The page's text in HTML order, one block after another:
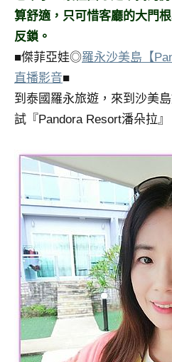
座、
部
落
客
及
旅
遊
觀
光
合
作
達
人
對
象。
★
算舒適，只可惜客廳的大門
反鎖。
■傑菲亞娃◎羅永沙美島【
直播影音■
到泰國羅永旅遊，來到沙美
試『Pandora Resort潘朵拉』